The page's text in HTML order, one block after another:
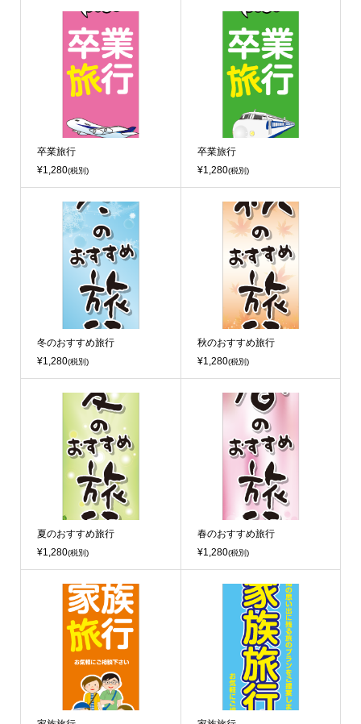
卒業旅行
¥1,280(税別)
卒業旅行
¥1,280(税別)
冬のおすすめ旅行
¥1,280(税別)
秋のおすすめ旅行
¥1,280(税別)
夏のおすすめ旅行
¥1,280(税別)
春のおすすめ旅行
¥1,280(税別)